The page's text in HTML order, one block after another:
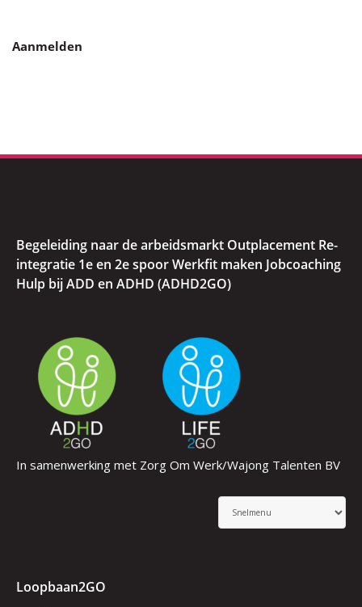
Aanmelden
Begeleiding naar de arbeidsmarkt Outplacement Re-
integratie 1e en 2e spoor Werkfit maken Jobcoaching
Hulp bij ADD en ADHD (ADHD2GO)
In samenwerking met Zorg Om Werk/Wajong Talenten BV
Loopbaan2GO